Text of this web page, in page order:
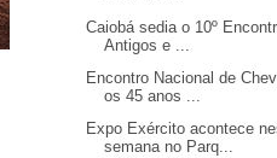
Caiobá sedia o 10º
Antigos e ...
Encontro Nacional de
os 45 anos ...
Expo Exército acontece
semana no Parq...